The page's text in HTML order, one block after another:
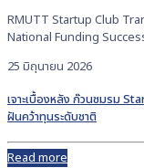
RMUTT Startup Club
National Funding
25 มิถุนายน 2026
เจาะเบื้องหลัง ก๊วนชมรม
ฝันคว้าทุนระดับชาติ
Read more